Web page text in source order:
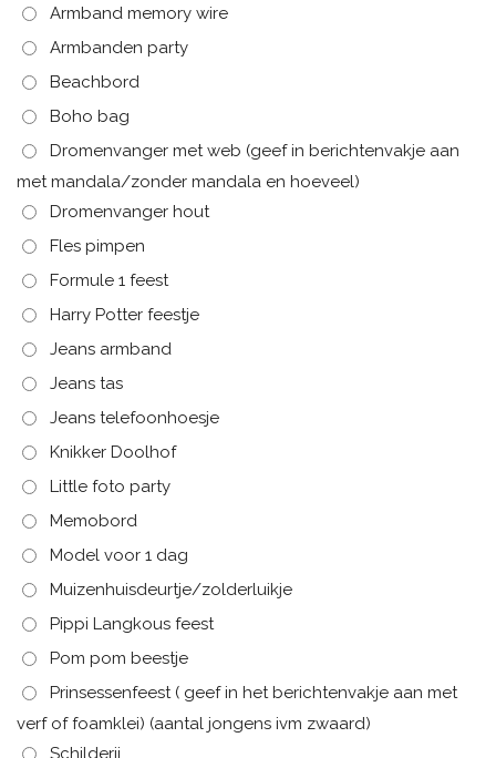
Armband memory wire
Armbanden party
Beachbord
Boho bag
Dromenvanger met web (geef in berichtenvakje aan
met mandala/zonder mandala en hoeveel)
Dromenvanger hout
Fles pimpen
Formule 1 feest
Harry Potter feestje
Jeans armband
Jeans tas
Jeans telefoonhoesje
Knikker Doolhof
Little foto party
Memobord
Model voor 1 dag
Muizenhuisdeurtje/zolderluikje
Pippi Langkous feest
Pom pom beestje
Prinsessenfeest ( geef in het berichtenvakje aan met
verf of foamklei) (aantal jongens ivm zwaard)
Schilderij